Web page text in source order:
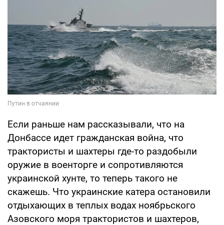
Если раньше нам рассказывали, что на
Донбассе идет гражданская война, что
трактористы и шахтеры где-то раздобыли
оружие в военторге и сопротивляются
украинской хунте, то теперь такого не
скажешь. Что украинские катера остановили
отдыхающих в теплых водах ноябрьского
Азовского моря трактористов и шахтеров,